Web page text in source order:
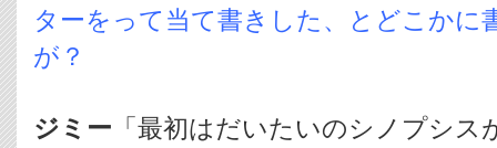
ターをって当て書きした、とどこかに
が？
ジミー 「最初はだいたいのシノプシ